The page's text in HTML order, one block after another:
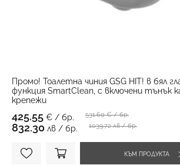
Промо! Тоалетна чиния GSG HIT! в бял
функция SmartClean, с включени тънък
крепежи
425.55 € / бр. 531.60€ / бр.
832.30 лв / бр. 1039.72 лв / бр.
КЪМ ПРОДУКТА